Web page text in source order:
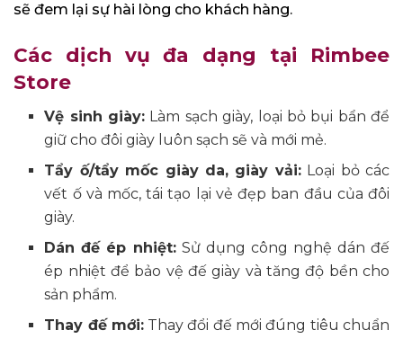
sẽ đem lại sự hài lòng cho khách hàng.
Các dịch vụ đa dạng tại Rimbee
Store
Vệ sinh giày: Làm sạch giày, loại bỏ bụi bẩn để
giữ cho đôi giày luôn sạch sẽ và mới mẻ.
Tẩy ố/tẩy mốc giày da, giày vải:Loại bỏ các
vết ố và mốc, tái tạo lại vẻ đẹp ban đầu của đôi
giày.
Dán đế ép nhiệt:Sử dụng công nghệ dán đế
ép nhiệt để bảo vệ đế giày và tăng độ bền cho
sản phẩm.
Thay đế mới:Thay đổi đế mới đúng tiêu chuẩn